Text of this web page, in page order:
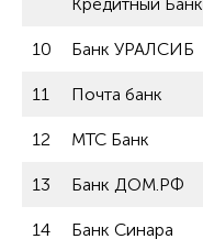
10 Банк УРАЛСИБ
11 Почта банк
12 МТС Банк
13 Банк ДОМ.РФ
14 Банк Синара